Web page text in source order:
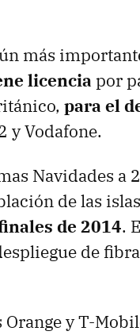
más
licencia por
para el
y Vodafone.
Navidades a
de las
de 2014.
de
y T-